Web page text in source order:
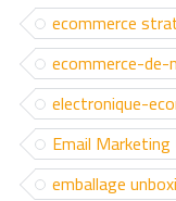
ecommerce
ecommerce-de-
electronique-
Email Marketing
emballage